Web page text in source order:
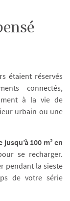
étaient réservés
connectés,
à la vie de
urbain ou une
100 m² en
se recharger.
pendant la sieste
de votre série